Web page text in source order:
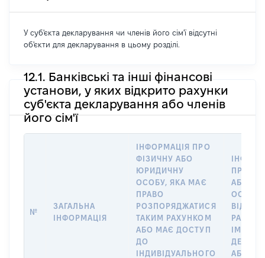
У суб'єкта декларування чи членів його сім'ї відсутні
об'єкти для декларування в цьому розділі.
12.1. Банківські та інші фінансові
установи, у яких відкрито рахунки
суб'єкта декларування або членів
його сім'ї
№
ЗАГАЛЬНА
ІНФОРМАЦІЯ
ІНФОРМАЦІЯ ПРО
ФІЗИЧНУ АБО
ЮРИДИЧНУ
ОСОБУ, ЯКА МАЄ
ПРАВО
РОЗПОРЯДЖАТИСЯ
ТАКИМ РАХУНКОМ
АБО МАЄ ДОСТУП
ДО
ІНДИВІДУАЛЬНОГО
ПРО
АБО
ОСОБУ,
ІМ’Я
АБО